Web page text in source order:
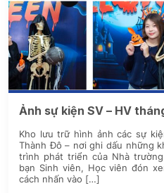
Ảnh sự kiện SV – HV
Kho lưu trữ hình ảnh các sự
Thành Đô – nơi ghi dấu những
trình phát triển của Nhà
bạn Sinh viên, Học viên đón
cách nhấn vào […]